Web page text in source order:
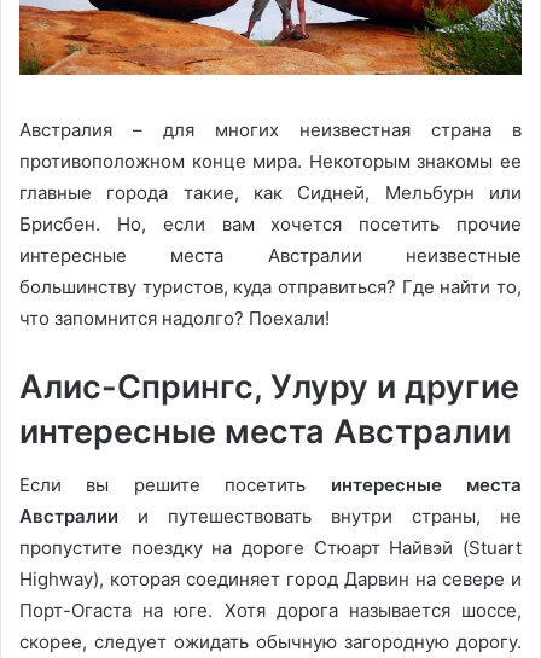
Австралия – для многих неизвестная страна в
противоположном конце мира. Некоторым знакомы ее
главные города такие, как Сидней, Мельбурн или
Брисбен. Но, если вам хочется посетить прочие
интересные места Австралии неизвестные
большинству туристов, куда отправиться? Где найти то,
что запомнится надолго? Поехали!
Алис-Спрингс, Улуру и другие
интересные места Австралии
Если вы решите посетить интересные места
Австралии и путешествовать внутри страны, не
пропустите поездку на дороге Стюарт Найвэй (Stuart
Highway), которая соединяет город Дарвин на севере и
Порт-Огаста на юге. Хотя дорога называется шоссе,
скорее, следует ожидать обычную загородную дорогу.